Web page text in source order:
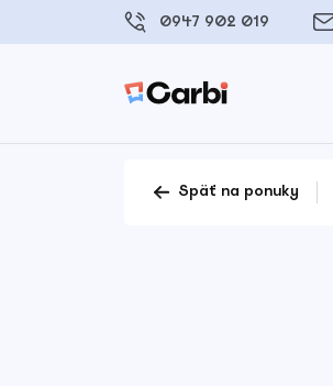
0947 902 019
Späť na ponuky